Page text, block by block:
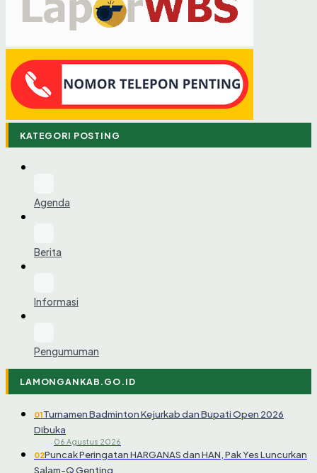
KATEGORI POSTING
Agenda
Berita
Informasi
Pengumuman
LAMONGANKAB.GO.ID
01Turnamen Badminton Kejurkab dan Bupati Open 2026
Dibuka
06 Agustus 2026
02Puncak Peringatan HARGANAS dan HAN, Pak Yes Luncurkan
Salam-Q Genting